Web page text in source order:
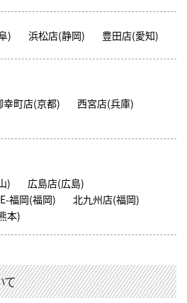
) 浜松店(静岡) 豊田店(愛知)
幸町店(京都)
西宮店(兵庫)
)
広島店(広島)
福岡(福岡)
北九州店(福岡)
本)
て